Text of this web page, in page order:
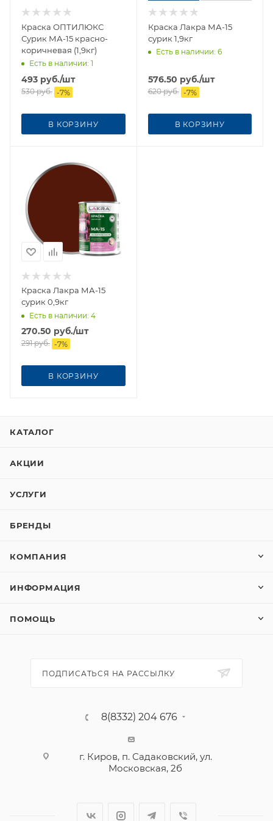
Краска ОПТИЛЮКС
Сурик МА-15 красно-
коричневая (1,9кг)
Есть в наличии: 1
493 руб./шт
530руб. -7%
В КОРЗИНУ
Краска Лакра МА-15
сурик 1,9кг
Есть в наличии: 6
576.50 руб./шт
620руб. -7%
В КОРЗИНУ
Краска Лакра МА-15
сурик 0,9кг
Есть в наличии: 4
270.50 руб./шт
291руб. -7%
В КОРЗИНУ
КАТАЛОГ
АКЦИИ
УСЛУГИ
БРЕНДЫ
КОМПАНИЯ
ИНФОРМАЦИЯ
ПОМОЩЬ
ПОДПИСАТЬСЯ НА РАССЫЛКУ
8(8332) 204 676
г. Киров, п. Садаковский, ул.
Московская, 2б